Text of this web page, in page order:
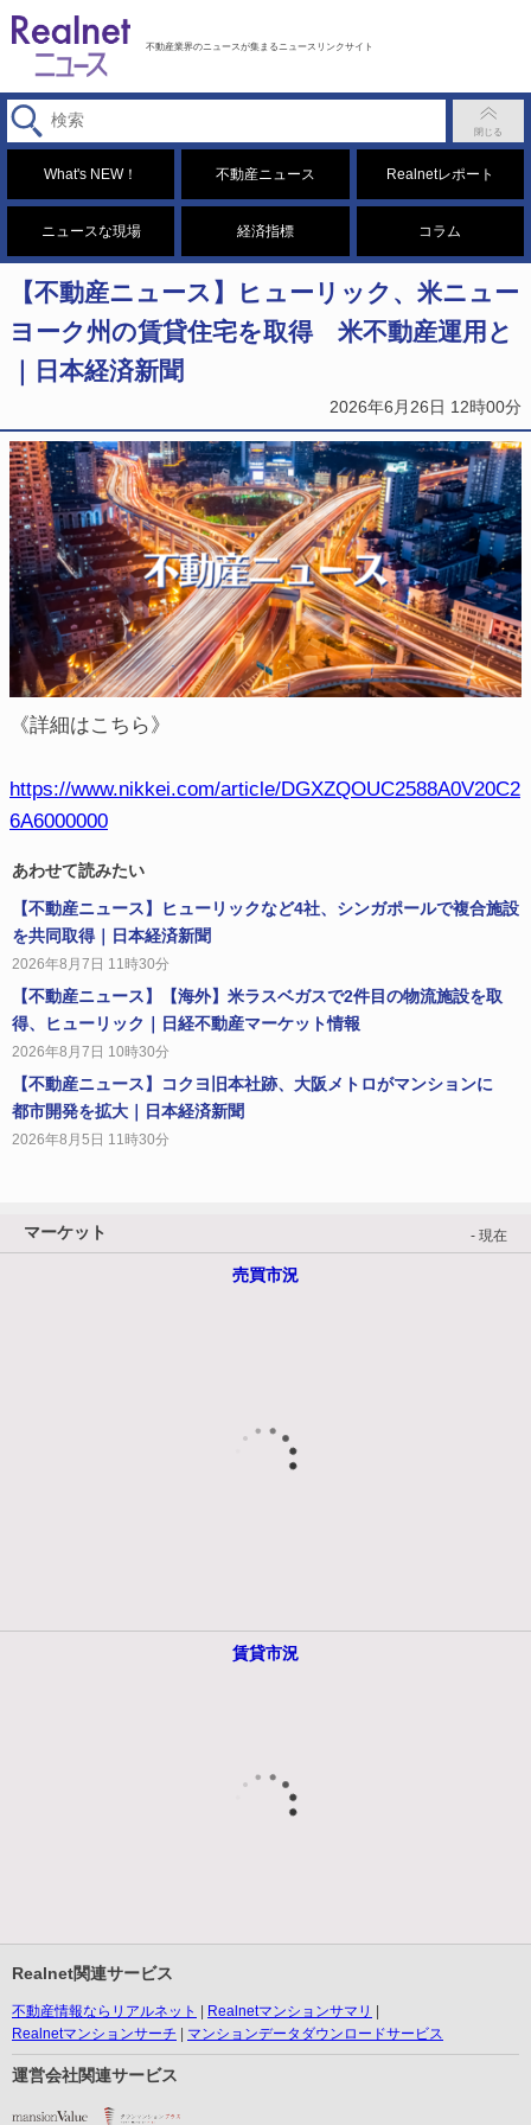
不動産業界のニュースが集まるニュースリンクサイト
What's NEW！ 不動産ニュース Realnetレポート
ニュースな現場 経済指標 コラム
【不動産ニュース】ヒューリック、米ニュー
ヨーク州の賃貸住宅を取得 米不動産運用と
｜日本経済新聞
2026年6月26日 12時00分
《詳細はこちら》
https://www.nikkei.com/article/DGXZQOUC2588A0V20C2
6A6000000
あわせて読みたい
【不動産ニュース】ヒューリックなど4社、シンガポールで複合施設
を共同取得｜日本経済新聞
2026年8月7日 11時30分
【不動産ニュース】【海外】米ラスベガスで2件目の物流施設を取
得、ヒューリック｜日経不動産マーケット情報
2026年8月7日 10時30分
【不動産ニュース】コクヨ旧本社跡、大阪メトロがマンションに
都市開発を拡大｜日本経済新聞
2026年8月5日 11時30分
マーケット - 現在
売買市況
賃貸市況
Realnet関連サービス
不動産情報ならリアルネット
Realnetマンションサマリ
Realnetマンションサーチ
マンションデータダウンロードサービス
運営会社関連サービス